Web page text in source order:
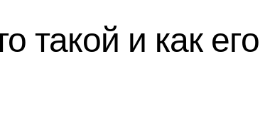
такой и как его